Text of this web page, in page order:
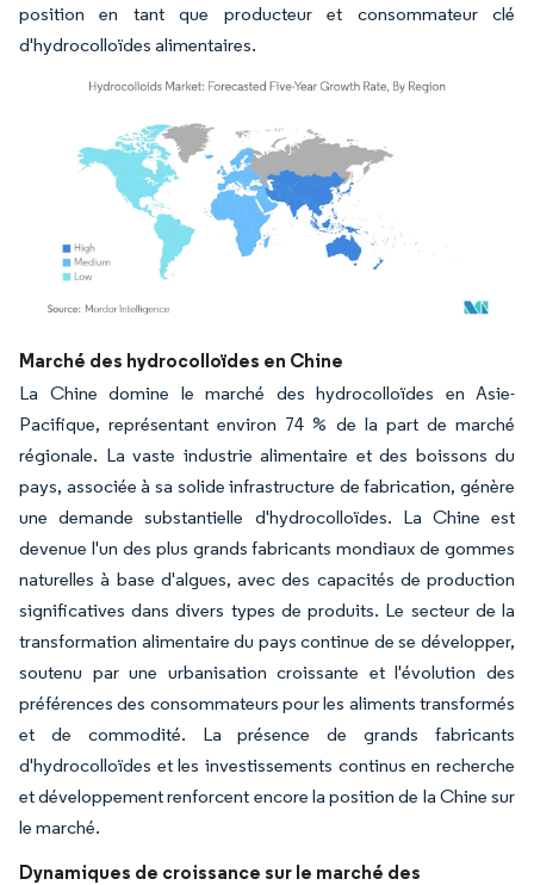
position en tant que producteur et consommateur clé
d'hydrocolloïdes alimentaires.
Image © Mordor Intelligence. La réutilisation nécessite une attribution sous CC BY
Marché des hydrocolloïdes en Chine
La Chine domine le marché des hydrocolloïdes en Asie-
Pacifique, représentant environ 74 % de la part de marché
régionale. La vaste industrie alimentaire et des boissons du
pays, associée à sa solide infrastructure de fabrication, génère
une demande substantielle d'hydrocolloïdes. La Chine est
devenue l'un des plus grands fabricants mondiaux de gommes
naturelles à base d'algues, avec des capacités de production
significatives dans divers types de produits. Le secteur de la
transformation alimentaire du pays continue de se développer,
soutenu par une urbanisation croissante et l'évolution des
préférences des consommateurs pour les aliments transformés
et de commodité. La présence de grands fabricants
d'hydrocolloïdes et les investissements continus en recherche
et développement renforcent encore la position de la Chine sur
le marché.
Dynamiques de croissance sur le marché des